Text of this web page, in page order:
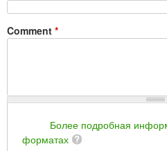
Comment *
Более подробная
форматах